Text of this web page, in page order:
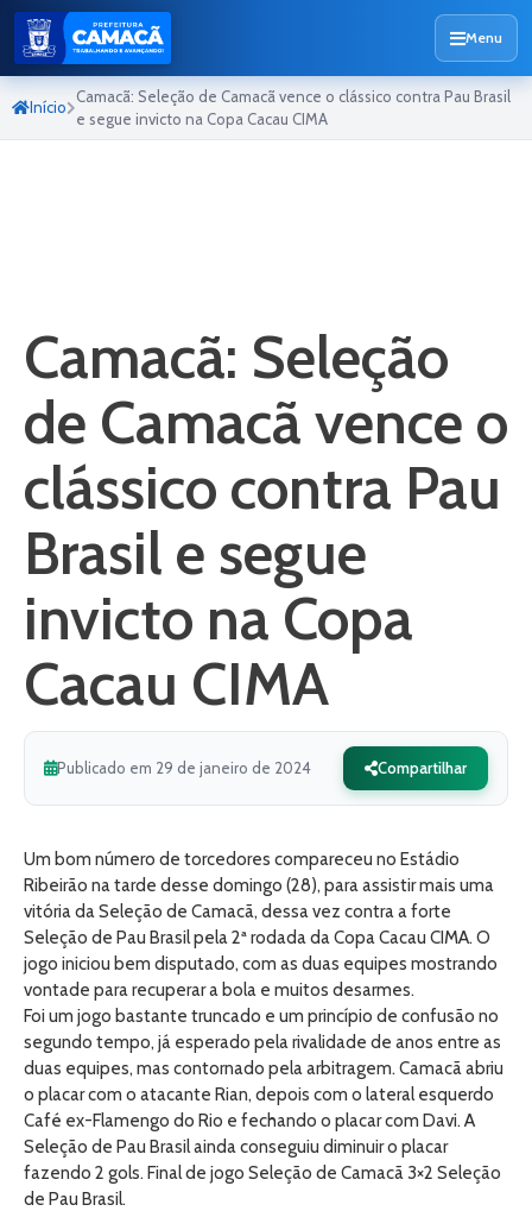
Menu
Início
Camacã: Seleção de Camacã vence o clássico contra Pau Brasil
e segue invicto na Copa Cacau CIMA
Camacã: Seleção
de Camacã vence o
clássico contra Pau
Brasil e segue
invicto na Copa
Cacau CIMA
Publicado em 29 de janeiro de 2024 Compartilhar
Um bom número de torcedores compareceu no Estádio
Ribeirão na tarde desse domingo (28), para assistir mais uma
vitória da Seleção de Camacã, dessa vez contra a forte
Seleção de Pau Brasil pela 2ª rodada da Copa Cacau CIMA. O
jogo iniciou bem disputado, com as duas equipes mostrando
vontade para recuperar a bola e muitos desarmes.
Foi um jogo bastante truncado e um princípio de confusão no
segundo tempo, já esperado pela rivalidade de anos entre as
duas equipes, mas contornado pela arbitragem. Camacã abriu
o placar com o atacante Rian, depois com o lateral esquerdo
Café ex-Flamengo do Rio e fechando o placar com Davi. A
Seleção de Pau Brasil ainda conseguiu diminuir o placar
fazendo 2 gols. Final de jogo Seleção de Camacã 3×2 Seleção
de Pau Brasil.